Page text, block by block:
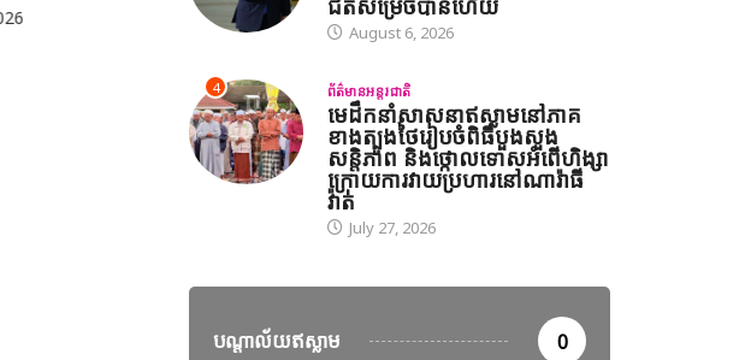
ជិតសម្រេចបានហើយ
August 6, 2026
4 ព័ត៌មានអន្តរជាតិ
មេដឹកនាំសាសនាឥស្លាមនៅភាគ
ខាងត្បូងថៃរៀបចំពិធីបួងសួង
សន្តិភាព និងថ្កោលទោសអំពើហិង្សា
ក្រោយការវាយប្រហារនៅណារ៉ាធី
វ៉ាត់
July 27, 2026
បណ្តាល័យឥស្លាម 0